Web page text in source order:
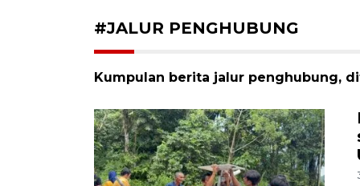
#JALUR PENGHUBUNG
Kumpulan berita jalur penghubung,